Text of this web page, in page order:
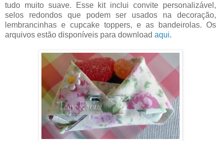
tudo muito suave. Esse kit inclui convite personalizável,
selos redondos que podem ser usados na decoração,
lembrancinhas e cupcake toppers, e as bandeirolas. Os
arquivos estão disponíveis para download aqui.